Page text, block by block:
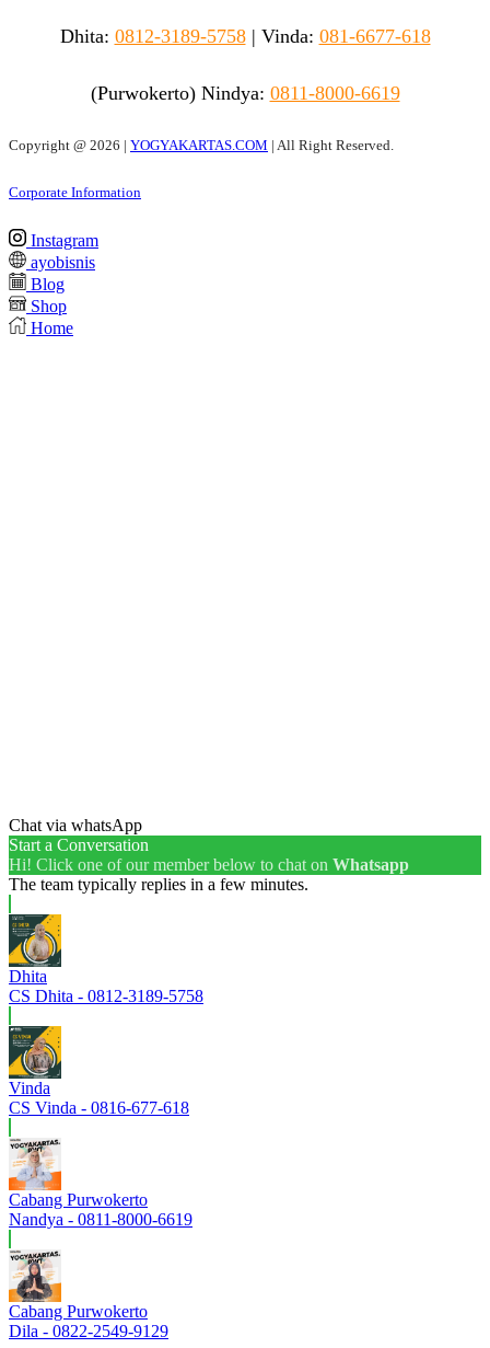
Dhita: 0812-3189-5758| Vinda: 081-6677-618
(Purwokerto) Nindya: 0811-8000-6619
Copyright @ 2026 | YOGYAKARTAS.COM | All Right Reserved.
Corporate Information
Instagram
ayobisnis
Blog
Shop
Home
Chat via whatsApp
Start a Conversation
Hi! Click one of our member below to chat on Whatsapp
The team typically replies in a few minutes.
Dhita
CS Dhita - 0812-3189-5758
Vinda
CS Vinda - 0816-677-618
Cabang Purwokerto
Nandya - 0811-8000-6619
Cabang Purwokerto
Dila - 0822-2549-9129